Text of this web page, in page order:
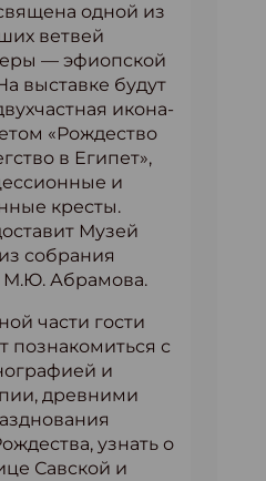
одной из
ветвей
— эфиопской
выставке будут
икона-
«Рождество
в Египет»,
и
кресты.
Музей
собрания
М.Ю. Абрамова.
части гости
познакомиться с
и
древними
узнать о
Савской и